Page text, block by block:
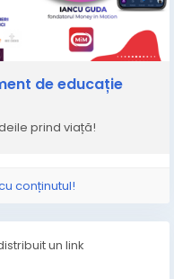
de educație
prind viață!
conținutul!
un link